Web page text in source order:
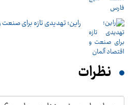
راین؛ تهدیدی تازه برای صنعت
نظرات